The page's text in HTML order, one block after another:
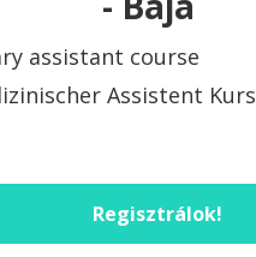
assistant course
Assistent Kurs
Regisztrálok!